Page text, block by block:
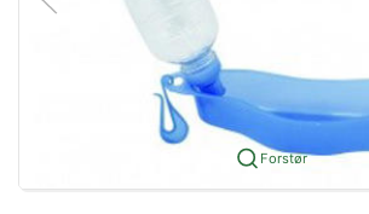
Forstør